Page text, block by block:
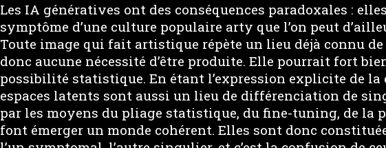
Les IA génératives ont des conséquences paradoxales :
symptôme d’une culture populaire arty que l’on peut
Toute image qui fait artistique répète un lieu déjà connu de
donc aucune nécessité d’être produite. Elle pourrait fort
possibilité statistique. En étant l’expression explicite de la
espaces latents sont aussi un lieu de différenciation de
par les moyens du pliage statistique, du fine-tuning, de la
font émerger un monde cohérent. Elles sont donc